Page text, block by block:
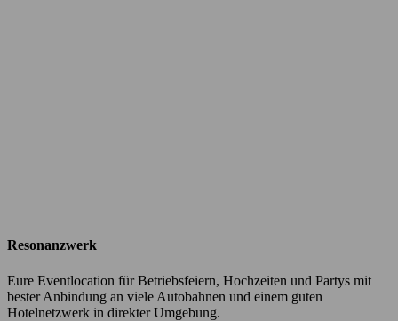
Resonanzwerk
Eure Eventlocation für Betriebsfeiern, Hochzeiten und Partys mit
bester Anbindung an viele Autobahnen und einem guten
Hotelnetzwerk in direkter Umgebung.